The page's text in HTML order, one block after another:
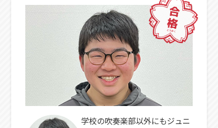
学校の吹奏楽部以外にもジュニ